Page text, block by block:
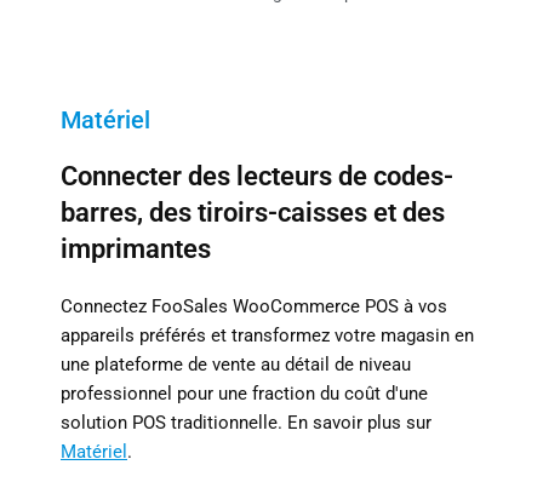
Matériel
Connecter des lecteurs de codes-
barres, des tiroirs-caisses et des
imprimantes
Connectez FooSales WooCommerce POS à vos
appareils préférés et transformez votre magasin en
une plateforme de vente au détail de niveau
professionnel pour une fraction du coût d'une
solution POS traditionnelle. En savoir plus sur
Matériel .